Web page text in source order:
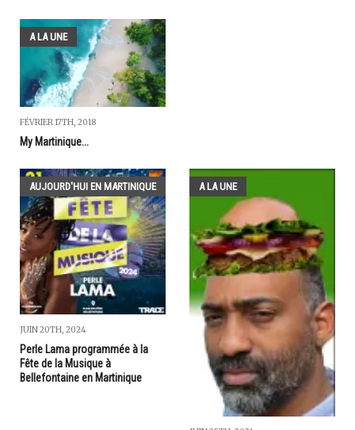
A LA UNE
FÉVRIER 17TH, 2018
My Martinique...
AUJOURD'HUI EN MARTINIQUE
JUIN 20TH, 2024
Perle Lama programmée à la
Fête de la Musique à
Bellefontaine en Martinique
A LA UNE